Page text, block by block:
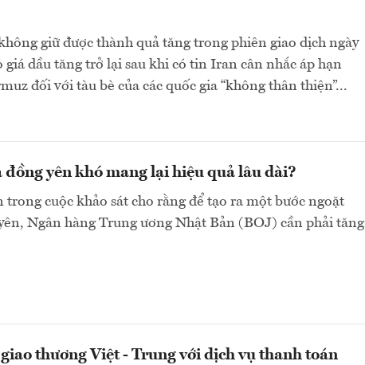
giữ được thành quả tăng trong phiên giao dịch ngày
dầu tăng trở lại sau khi có tin Iran cân nhắc áp hạn
đối với tàu bè của các quốc gia “không thân thiện”...
đồng yên khó mang lại hiệu quả lâu dài?
trong cuộc khảo sát cho rằng để tạo ra một bước ngoặt
Ngân hàng Trung ương Nhật Bản (BOJ) cần phải tăng
thương Việt - Trung với dịch vụ thanh toán